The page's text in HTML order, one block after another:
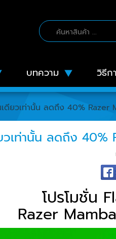
บทความ วิธีก
เดียวเท่านั้น ลดถึง 40%
วเท่านั้น ลดถึง
โปรโมชั่น
Razer